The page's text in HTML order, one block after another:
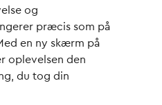
og
præcis som på
en ny skærm på
oplevelsen den
du tog din